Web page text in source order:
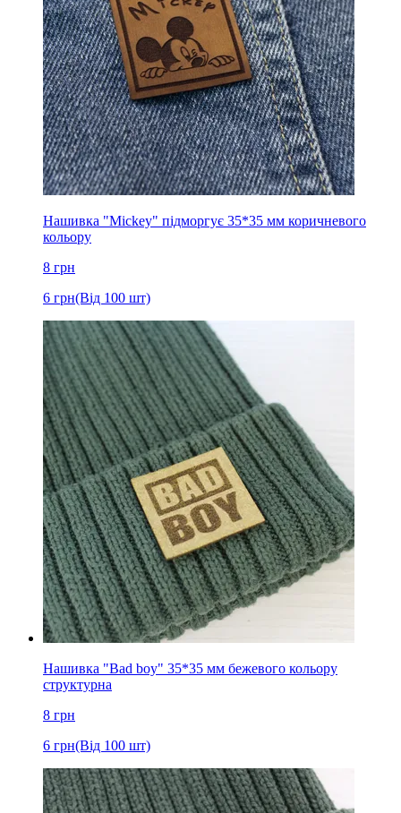
Нашивка "Mickey" підморгує 35*35 мм коричневого
кольору
8 грн
6 грн(Від 100 шт)
Нашивка "Bad boy" 35*35 мм бежевого кольору
структурна
8 грн
6 грн(Від 100 шт)